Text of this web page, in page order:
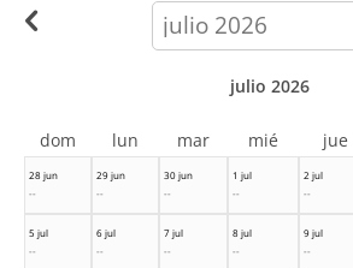
calendar-
month
28 jun
--
29 jun
--
30 jun
--
1 jul
--
2 jul
--
5 jul
--
6 jul
--
7 jul
--
8 jul
--
9 jul
--
julio 2026
dom lun mar mié jue